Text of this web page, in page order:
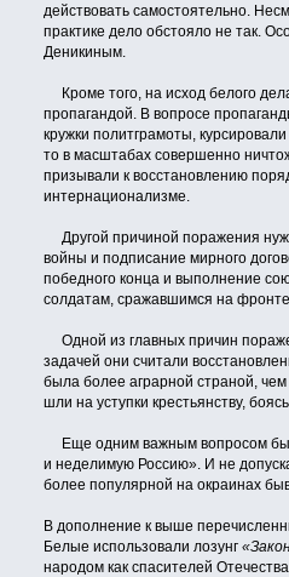
действовать самостоятельно.
практике дело обстояло не так.
Деникиным.
Кроме того, на исход белого
пропагандой. В вопросе
кружки политграмоты,
то в масштабах совершенно
призывали к восстановлению
интернационализме.
Другой причиной поражения
войны и подписание мирного
победного конца и выполнение
солдатам, сражавшимся на
Одной из главных причин
задачей они считали
была более аграрной страной,
шли на уступки крестьянству,
Еще одним важным вопросом
и неделимую Россию». И не
более популярной на окраинах
В дополнение к выше
Белые использовали лозунг
народом как спасителей